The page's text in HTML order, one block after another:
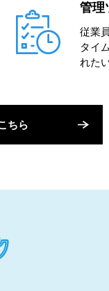
管理
従業
タイ
れた
ちら